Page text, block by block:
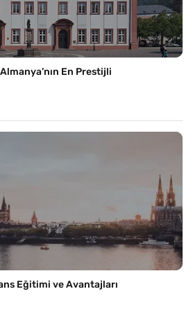
En Prestijli
Eğitimi ve Avantajları